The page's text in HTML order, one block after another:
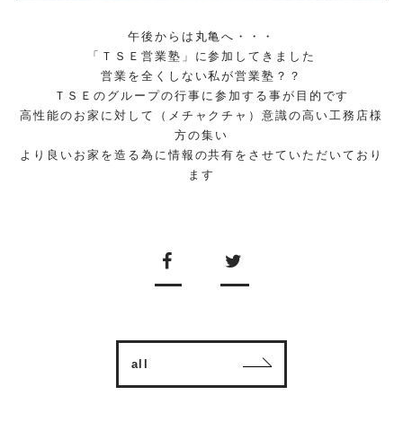
午後からは丸亀へ・・・
「ＴＳＥ営業塾」に参加してきました
営業を全くしない私が営業塾？？
ＴＳＥのグループの行事に参加する事が目的です
高性能のお家に対して（メチャクチャ）意識の高い工務店様
方の集い
より良いお家を造る為に情報の共有をさせていただいており
ます
all